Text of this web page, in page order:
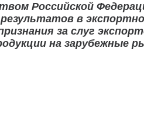
Российской
в
за слуг
на зарубежные